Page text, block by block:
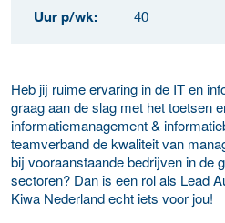
Uur p/wk:
40
Heb jij ruime ervaring in de IT en
graag aan de slag met het toetsen
informatiemanagement &
teamverband de kwaliteit van
bij vooraanstaande bedrijven in de
sectoren? Dan is een rol als Lead
Kiwa Nederland echt iets voor jou!